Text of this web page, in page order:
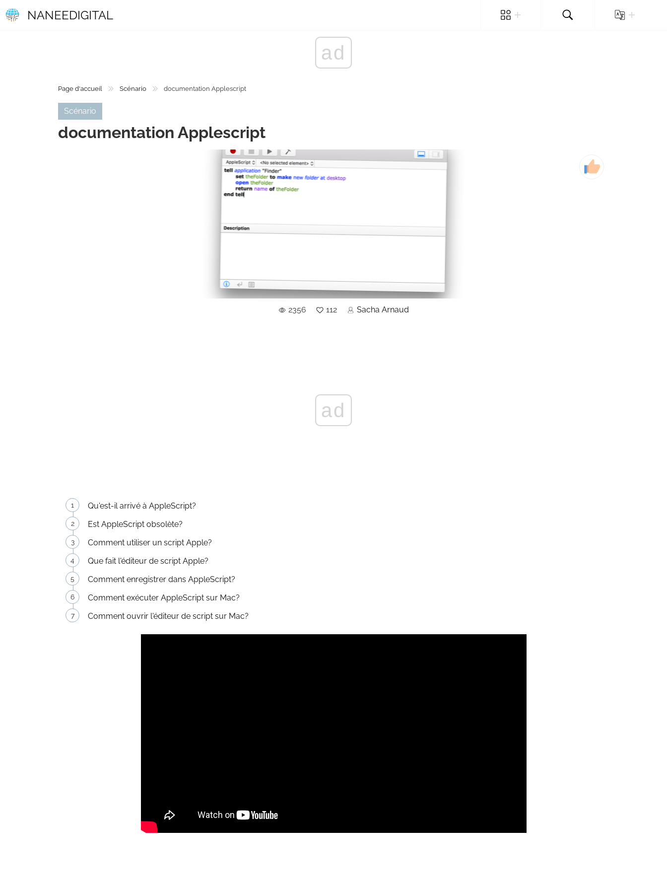
NANEEDIGITAL
ad
Page d'accueil Scénario documentation Applescript
Scénario
documentation Applescript
2356 112 Sacha Arnaud
ad
Qu'est-il arrivé à AppleScript?
Est AppleScript obsolète?
Comment utiliser un script Apple?
Que fait l'éditeur de script Apple?
Comment enregistrer dans AppleScript?
Comment exécuter AppleScript sur Mac?
Comment ouvrir l'éditeur de script sur Mac?